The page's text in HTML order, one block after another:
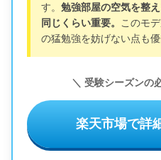
す。 勉強部屋の空気を整
同じくらい重要。
このモ
の猛勉強を妨げない点も優
＼ 受験シーズンの
楽天市場で詳